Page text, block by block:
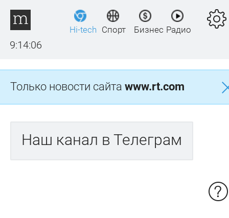
9:14:06
Hi-tech Спорт Бизнес Радио
Только новости сайта www.rt.com
Наш канал в Телеграм